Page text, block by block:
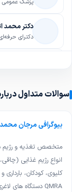
دکتر محمد
دکترای
دکتر
دکتر مینا
پزشک عمومی
دکتر
پزشک عمومی
سوالات متداول
بیوگرافی مرجان
متخصص تغذیه و رژیم
انواع رژیم غذایی
کلیوی، کودکان،
QMRA دستگاه های لاغری( کرایولیپولیز ، کویتیشن ، کربوکسی، آر اف)